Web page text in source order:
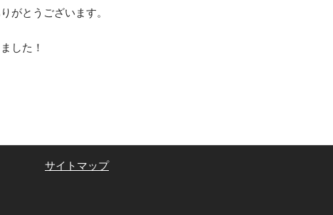
がとうございます。
した！
サイトマップ